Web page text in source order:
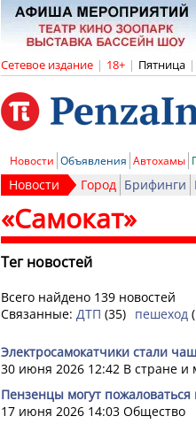
Сетевое издание | 18+ | Пятница |
Новости Объявления Автохамы
Новости Город Брифинги
«Самокат»
Тег новостей
Всего найдено 139 новостей
Связанные: ДТП (35) пешеход
Электросамокатчики стали
30 июня 2026 12:42 В стране и
Пензенцы могут
17 июня 2026 14:03 Общество